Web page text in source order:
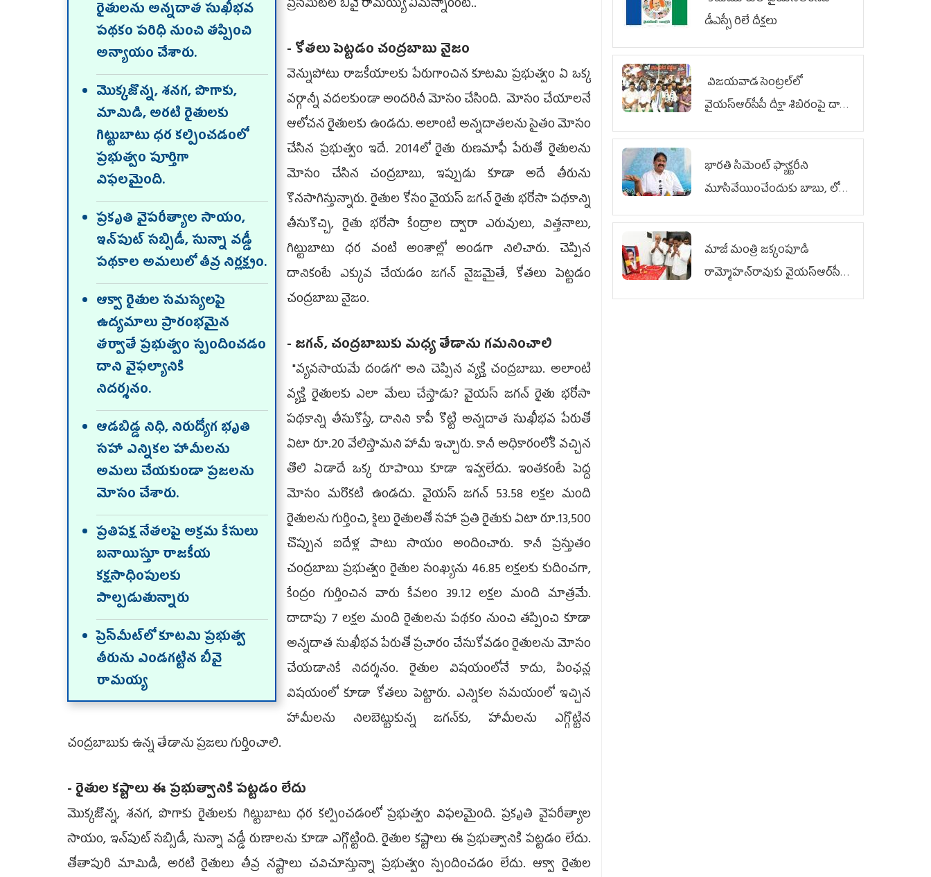
రైతులను అన్నదాత సుఖీభవ
పథకం పరిధి నుంచి తప్పించి
అన్యాయం చేశారు.
మొక్కజొన్న, శనగ, పొగాకు,
మామిడి, అరటి రైతులకు
గిట్టుబాటు ధర కల్పించడంలో
ప్రభుత్వం పూర్తిగా
విఫ‌లమైంది.
ప్రకృతి వైపరీత్యాల సాయం,
ఇన్‌పుట్ సబ్సిడీ, సున్నా వడ్డీ
పథకాల అమలులో తీవ్ర నిర్లక్ష్యం.
ఆక్వా రైతుల సమస్యలపై
ఉద్యమాలు ప్రారంభమైన
తర్వాతే ప్రభుత్వం స్పందించడం
దాని వైఫల్యానికి
నిదర్శనం.
ఆడబిడ్డ నిధి, నిరుద్యోగ భృతి
సహా ఎన్నికల హామీలను
అమలు చేయకుండా ప్రజలను
మోసం చేశారు.
ప్రతిపక్ష నేతలపై అక్రమ కేసులు
బనాయిస్తూ రాజకీయ
కక్షసాధింపులకు
పాల్పడుతున్నారు
ప్రెస్‌మీట్‌లో కూట‌మి ప్ర‌భుత్వ
తీరును ఎండ‌గ‌ట్టిన‌ బీవై
రామయ్య
ప్రెస్‌మీట్‌లో బీవై రామ‌య్య ఏమ‌న్నారంటే..
- కోతలు పెట్టడం చంద్రబాబు నైజం
వెన్నుపోటు రాజకీయాలకు పేరుగాంచిన కూటమి ప్రభుత్వం ఏ ఒక్క
వర్గాన్నీ వదలకుండా అందరినీ మోసం చేసింది. మోసం చేయాలనే
ఆలోచన రైతుల‌కు ఉండదు. అలాంటి అన్నదాతలను సైతం మోసం
చేసిన ప్రభుత్వం ఇదే. 2014లో రైతు రుణమాఫీ పేరుతో రైతులను
మోసం చేసిన చంద్రబాబు, ఇప్పుడు కూడా అదే తీరును
కొనసాగిస్తున్నారు. రైతుల కోసం వైయస్ జగన్ రైతు భరోసా పథకాన్ని
తీసుకొచ్చి, రైతు భరోసా కేంద్రాల ద్వారా ఎరువులు, విత్తనాలు,
గిట్టుబాటు ధర వంటి అంశాల్లో అండగా నిలిచారు. చెప్పిన
దానికంటే ఎక్కువ చేయడం జగన్ నైజమైతే, కోతలు పెట్టడం
చంద్రబాబు నైజం.
- జ‌గ‌న్‌, చంద్ర‌బాబుకు మ‌ధ్య తేడాను గ‌మ‌నించాలి
"వ్యవసాయమే దండగ" అని చెప్పిన వ్యక్తి చంద్రబాబు. అలాంటి
వ్యక్తి రైతులకు ఎలా మేలు చేస్తాడు? వైయస్ జగన్ రైతు భరోసా
పథకాన్ని తీసుకొస్తే, దానిని కాపీ కొట్టి అన్నదాత సుఖీభవ పేరుతో
ఏటా రూ.20 వేలిస్తామని హామీ ఇచ్చారు. కానీ అధికారంలోకి వచ్చిన
తొలి ఏడాదే ఒక్క రూపాయి కూడా ఇవ్వలేదు. ఇంతకంటే పెద్ద
మోసం మరొకటి ఉండదు. వైయస్ జగన్ 53.58 లక్షల మంది
రైతులను గుర్తించి, కైలు రైతులతో సహా ప్రతి రైతుకు ఏటా రూ.13,500
చొప్పున ఐదేళ్ల పాటు సాయం అందించారు. కానీ ప్రస్తుతం
చంద్రబాబు ప్రభుత్వం రైతుల సంఖ్యను 46.85 లక్షలకు కుదించగా,
కేంద్రం గుర్తించిన వారు కేవలం 39.12 లక్షల మంది మాత్రమే.
దాదాపు 7 లక్షల మంది రైతులను పథకం నుంచి తప్పించి కూడా
అన్నదాత సుఖీభవ పేరుతో ప్రచారం చేసుకోవడం రైతులను మోసం
చేయడానికే నిదర్శనం. రైతుల విషయంలోనే కాదు, పింఛన్ల
విషయంలో కూడా కోతలు పెట్టారు. ఎన్నికల సమయంలో ఇచ్చిన
హామీలను నిలబెట్టుకున్న జగన్‌కు, హామీలను ఎగ్గొట్టిన
చంద్రబాబుకు ఉన్న తేడాను ప్రజలు గుర్తించాలి.
- రైతుల కష్టాలు ఈ ప్రభుత్వానికి పట్టడం లేదు
మొక్కజొన్న, శనగ, పొగాకు రైతులకు గిట్టుబాటు ధర కల్పించడంలో ప్రభుత్వం విఫలమైంది. ప్రకృతి వైపరీత్యాల
సాయం, ఇన్‌పుట్ సబ్సిడీ, సున్నా వడ్డీ రుణాలను కూడా ఎగ్గొట్టింది. రైతుల కష్టాలు ఈ ప్రభుత్వానికి పట్టడం లేదు.
తోతాపురి మామిడి, అరటి రైతులు తీవ్ర నష్టాలు చవిచూస్తున్నా ప్రభుత్వం స్పందించడం లేదు. ఆక్వా రైతుల
డీఎస్సీ రిలే దీక్షలు
విజయవాడ సెంట్రల్‌లో
వైయ‌స్ఆర్‌సీపీ దీక్షా శిబిరంపై దాడి
దుర్మార్గం
భారతి సిమెంట్ ఫ్యాక్టరీని
మూసివేయించేందుకు బాబు, లోకేశ్
కుట్ర
మాజీ మంత్రి జక్కంపూడి
రామ్మోహన్‌రావుకు వైయ‌స్ఆర్‌సీపీ
ఘన నివాళి